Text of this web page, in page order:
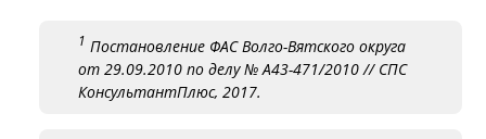
1 Постановление ФАС Волго-Вятского округа
от 29.09.2010 по делу № А43-471/2010 // СПС
КонсультантПлюс, 2017.